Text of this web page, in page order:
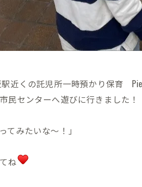
近くの託児所一時預かり保育
民センターへ遊びに行きました！
てみたいな〜！」
ね